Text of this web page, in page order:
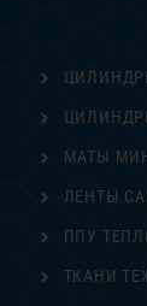
МАТЫ
ЛЕНТЫ
ППУ
ТКАНИ